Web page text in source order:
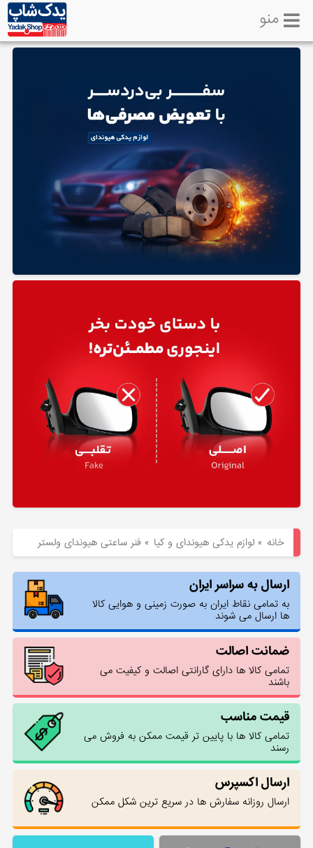
لوازم
منو
خانه »لوازم یدکی هیوندای و کیا »فنر ساعتی هیوندای ولستر
ارسال به سراسر ایران
به تمامی نقاط ایران به صورت زمینی و هوایی کالا
ها ارسال می شوند
ضمانت اصالت
تمامی کالا ها دارای گارانتی اصالت و کیفیت می
باشند
قیمت مناسب
تمامی کالا ها با پایین تر قیمت ممکن به فروش می
رسند
ارسال اکسپرس
ارسال روزانه سفارش ها در سریع ترین شکل ممکن